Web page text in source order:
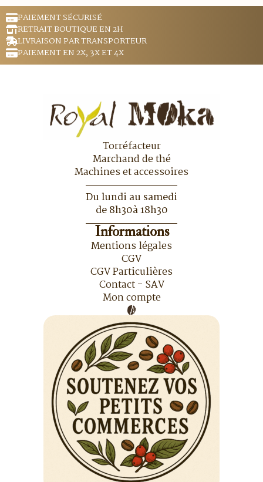
PAIEMENT SÉCURISÉ
RETRAIT BOUTIQUE EN 2H
LIVRAISON PAR TRANSPORTEUR
PAIEMENT EN 2X, 3X ET 4X
Torréfacteur
Marchand de thé
Machines et accessoires
Du lundi au samedi
de 8h30à 18h30
Informations
Mentions légales
CGV
CGV Particulières
Contact - SAV
Mon compte